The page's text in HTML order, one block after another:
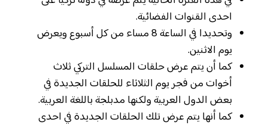
احدى القنوات الفضائية.
وتحديدا في الساعة 8 مساء من كل أسبوع ويعرض
يوم الاثنين.
كما أن يتم عرض حلقات المسلسل التركي ثلاث
أخوات من فجر يوم الثلاثاء للحلقات الجديدة في
بعض الدول العربية ولكنها مدبلجة باللغة العربية.
كما أنها يتم عرض تلك الحلقات الجديدة في احدى